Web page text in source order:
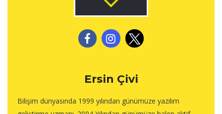
Ersin Çivi
Bilişim dünyasında 1999 yılından günümüze yazılım